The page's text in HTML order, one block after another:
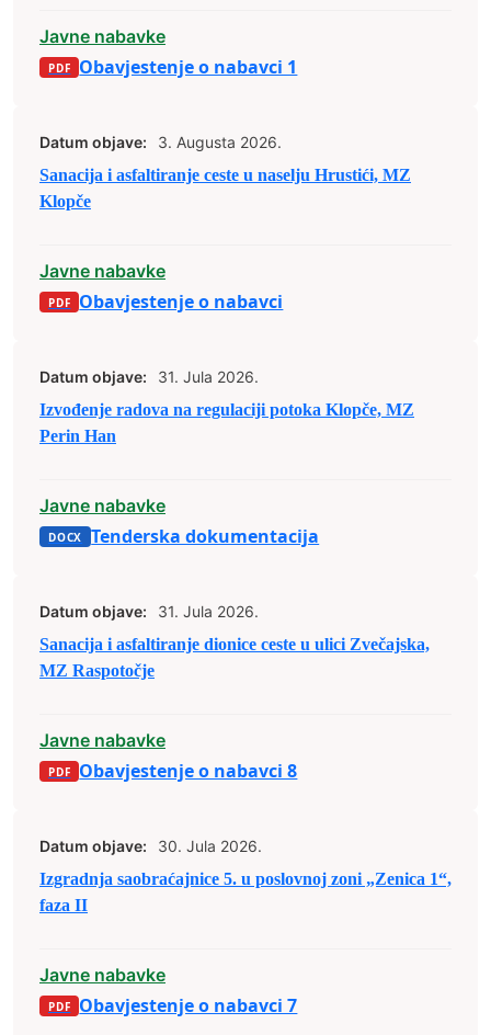
Javne nabavke
Obavjestenje o nabavci 1
Datum objave:
3. Augusta 2026.
Sanacija i asfaltiranje ceste u naselju Hrustići, MZ
Klopče
Javne nabavke
Obavjestenje o nabavci
Datum objave:
31. Jula 2026.
Izvođenje radova na regulaciji potoka Klopče, MZ
Perin Han
Javne nabavke
Tenderska dokumentacija
Datum objave:
31. Jula 2026.
Sanacija i asfaltiranje dionice ceste u ulici Zvečajska,
MZ Raspotočje
Javne nabavke
Obavjestenje o nabavci 8
Datum objave:
30. Jula 2026.
Izgradnja saobraćajnice 5. u poslovnoj zoni „Zenica 1“,
faza II
Javne nabavke
Obavjestenje o nabavci 7